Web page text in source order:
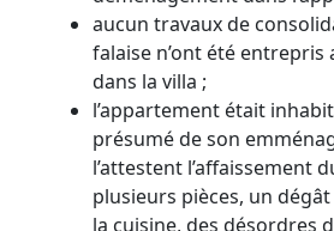
aucun travaux de
falaise n’ont été
dans la villa ;
l’appartement était
présumé de son
l’attestent l’affaissement
plusieurs pièces, un
la cuisine, des désordres